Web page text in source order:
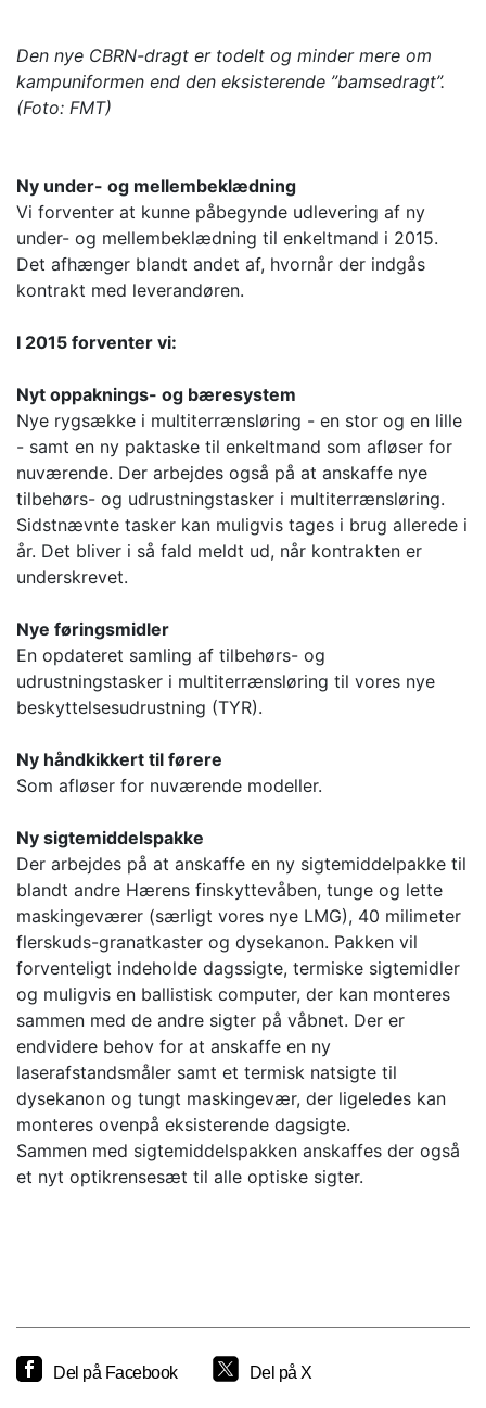
Den nye CBRN-dragt er todelt og minder mere om
kampuniformen end den eksisterende ”bamsedragt”.
(Foto: FMT)
Ny under- og mellembeklædning
Vi forventer at kunne påbegynde udlevering af ny
under- og mellembeklædning til enkeltmand i 2015.
Det afhænger blandt andet af, hvornår der indgås
kontrakt med leverandøren.
I 2015 forventer vi:
Nyt oppaknings- og bæresystem
Nye rygsække i multiterrænsløring - en stor og en lille
- samt en ny paktaske til enkeltmand som afløser for
nuværende. Der arbejdes også på at anskaffe nye
tilbehørs- og udrustningstasker i multiterrænsløring.
Sidstnævnte tasker kan muligvis tages i brug allerede i
år. Det bliver i så fald meldt ud, når kontrakten er
underskrevet.
Nye føringsmidler
En opdateret samling af tilbehørs- og
udrustningstasker i multiterrænsløring til vores nye
beskyttelsesudrustning (TYR).
Ny håndkikkert til førere
Som afløser for nuværende modeller.
Ny sigtemiddelspakke
Der arbejdes på at anskaffe en ny sigtemiddelpakke til
blandt andre Hærens finskyttevåben, tunge og lette
maskingeværer (særligt vores nye LMG), 40 milimeter
flerskuds-granatkaster og dysekanon. Pakken vil
forventeligt indeholde dagssigte, termiske sigtemidler
og muligvis en ballistisk computer, der kan monteres
sammen med de andre sigter på våbnet. Der er
endvidere behov for at anskaffe en ny
laserafstandsmåler samt et termisk natsigte til
dysekanon og tungt maskingevær, der ligeledes kan
monteres ovenpå eksisterende dagsigte.
Sammen med sigtemiddelspakken anskaffes der også
et nyt optikrensesæt til alle optiske sigter.
Del på Facebook Del på X